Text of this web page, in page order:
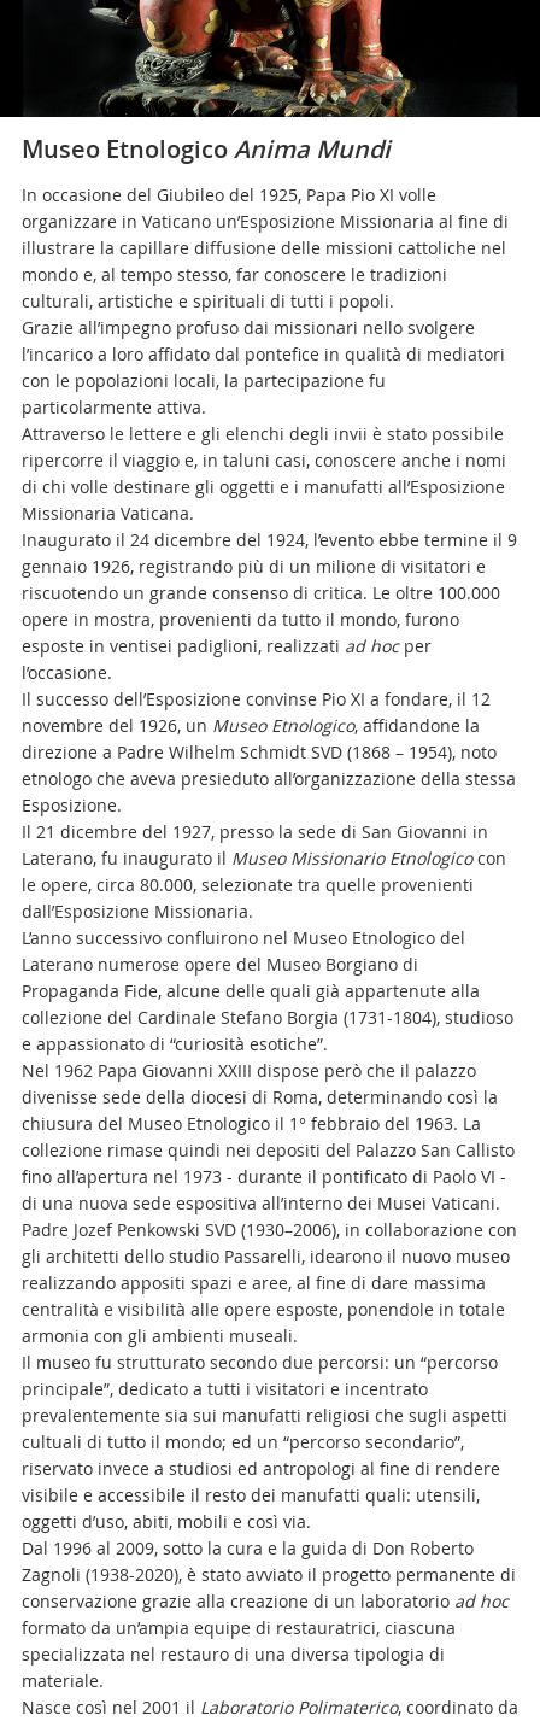
Museo Etnologico Anima Mundi
In occasione del Giubileo del 1925, Papa Pio XI volle
organizzare in Vaticano un’Esposizione Missionaria al fine di
illustrare la capillare diffusione delle missioni cattoliche nel
mondo e, al tempo stesso, far conoscere le tradizioni
culturali, artistiche e spirituali di tutti i popoli.
Grazie all’impegno profuso dai missionari nello svolgere
l’incarico a loro affidato dal pontefice in qualità di mediatori
con le popolazioni locali, la partecipazione fu
particolarmente attiva.
Attraverso le lettere e gli elenchi degli invii è stato possibile
ripercorre il viaggio e, in taluni casi, conoscere anche i nomi
di chi volle destinare gli oggetti e i manufatti all’Esposizione
Missionaria Vaticana.
Inaugurato il 24 dicembre del 1924, l’evento ebbe termine il 9
gennaio 1926, registrando più di un milione di visitatori e
riscuotendo un grande consenso di critica. Le oltre 100.000
opere in mostra, provenienti da tutto il mondo, furono
esposte in ventisei padiglioni, realizzati ad hocper
l’occasione.
Il successo dell’Esposizione convinse Pio XI a fondare, il 12
novembre del 1926, un Museo Etnologico, affidandone la
direzione a Padre Wilhelm Schmidt SVD (1868 – 1954), noto
etnologo che aveva presieduto all’organizzazione della stessa
Esposizione.
Il 21 dicembre del 1927, presso la sede di San Giovanni in
Laterano, fu inaugurato il Museo Missionario Etnologicocon
le opere, circa 80.000, selezionate tra quelle provenienti
dall’Esposizione Missionaria.
L’anno successivo confluirono nel Museo Etnologico del
Laterano numerose opere del Museo Borgiano di
Propaganda Fide, alcune delle quali già appartenute alla
collezione del Cardinale Stefano Borgia (1731-1804), studioso
e appassionato di “curiosità esotiche”.
Nel 1962 Papa Giovanni XXIII dispose però che il palazzo
divenisse sede della diocesi di Roma, determinando così la
chiusura del Museo Etnologico il 1° febbraio del 1963. La
collezione rimase quindi nei depositi del Palazzo San Callisto
fino all’apertura nel 1973 - durante il pontificato di Paolo VI -
di una nuova sede espositiva all’interno dei Musei Vaticani.
Padre Jozef Penkowski SVD (1930–2006), in collaborazione con
gli architetti dello studio Passarelli, idearono il nuovo museo
realizzando appositi spazi e aree, al fine di dare massima
centralità e visibilità alle opere esposte, ponendole in totale
armonia con gli ambienti museali.
Il museo fu strutturato secondo due percorsi: un “percorso
principale”, dedicato a tutti i visitatori e incentrato
prevalentemente sia sui manufatti religiosi che sugli aspetti
cultuali di tutto il mondo; ed un “percorso secondario”,
riservato invece a studiosi ed antropologi al fine di rendere
visibile e accessibile il resto dei manufatti quali: utensili,
oggetti d’uso, abiti, mobili e così via.
Dal 1996 al 2009, sotto la cura e la guida di Don Roberto
Zagnoli (1938-2020), è stato avviato il progetto permanente di
conservazione grazie alla creazione di un laboratorio ad hoc
formato da un’ampia equipe di restauratrici, ciascuna
specializzata nel restauro di una diversa tipologia di
materiale.
Nasce così nel 2001 il Laboratorio Polimaterico, coordinato da